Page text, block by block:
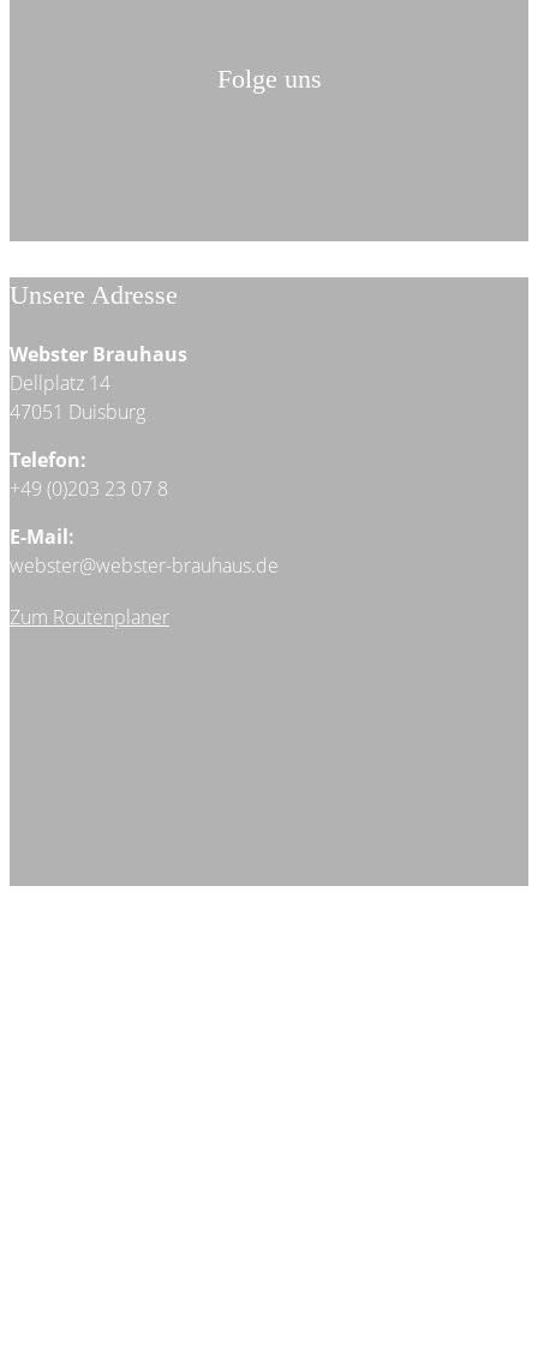
Folge uns
Unsere Adresse
Webster Brauhaus
Dellplatz 14
47051 Duisburg
Telefon:
+49 (0)203 23 07 8
E-Mail:
webster@webster-brauhaus.de
Zum Routenplaner